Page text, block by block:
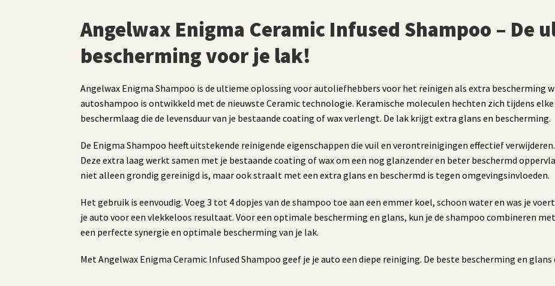
Angelwax Enigma Ceramic Infused Shampoo – De
bescherming voor je lak!
Angelwax Enigma Shampoo is de ultieme oplossing voor autoliefhebbers voor het reinigen als extra bescherming
autoshampoo is ontwikkeld met de nieuwste Ceramic technologie. Keramische moleculen hechten zich tijdens
beschermlaag die de levensduur van je bestaande coating of wax verlengt. De lak krijgt extra glans en bescherming.
De Enigma Shampoo heeft uitstekende reinigende eigenschappen die vuil en verontreinigingen effectief
Deze extra laag werkt samen met je bestaande coating of wax om een nog glanzender en beter beschermd
niet alleen grondig gereinigd is, maar ook straalt met een extra glans en beschermd is tegen omgevingsinvloeden.
Het gebruik is eenvoudig. Voeg 3 tot 4 dopjes van de shampoo toe aan een emmer koel, schoon water en was je
je auto voor een vlekkeloos resultaat. Voor een optimale bescherming en glans, kun je de shampoo combineren
een perfecte synergie en optimale bescherming van je lak.
Met Angelwax Enigma Ceramic Infused Shampoo geef je je auto een diepe reiniging. De beste bescherming en